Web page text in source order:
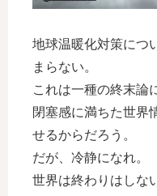
地球温暖化対策につ
まらない。
これは一種の終末論
閉塞感に満ちた世界
せるからだろう。
だが、冷静になれ。
世界は終わりはしな